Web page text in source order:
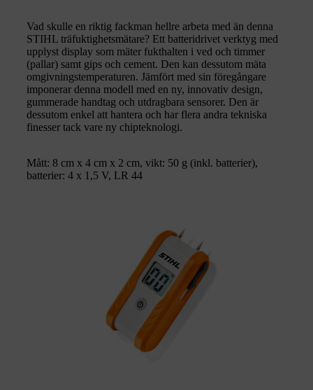
Vad skulle en riktig fackman hellre arbeta med än denna
STIHL träfuktighetsmätare? Ett batteridrivet verktyg med
upplyst display som mäter fukthalten i ved och timmer
(pallar) samt gips och cement. Den kan dessutom mäta
omgivningstemperaturen. Jämfört med sin föregångare
imponerar denna modell med en ny, innovativ design,
gummerade handtag och utdragbara sensorer. Den är
dessutom enkel att hantera och har flera andra tekniska
finesser tack vare ny chipteknologi.
Mått: 8 cm x 4 cm x 2 cm, vikt: 50 g (inkl. batterier),
batterier: 4 x 1,5 V, LR 44